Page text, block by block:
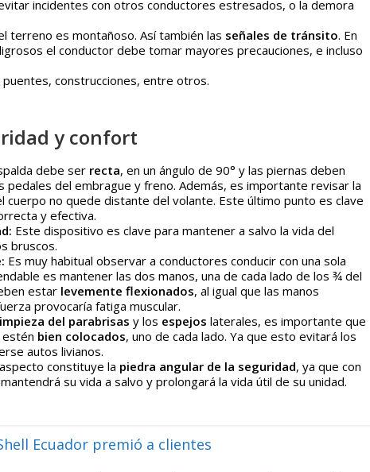
incidentes con otros conductores estresados, o la demora
terreno es montañoso. Así también las señales de tránsito. En
el conductor debe tomar mayores precauciones, e incluso
construcciones, entre otros.
y confort
debe ser recta, en un ángulo de 90° y las piernas deben
del embrague y freno. Además, es importante revisar la
cuerpo no quede distante del volante. Este último punto es clave
y efectiva.
Este dispositivo es clave para mantener a salvo la vida del
bruscos.
Es muy habitual observar a conductores conducir con una sola
es mantener las dos manos, una de cada lado de los ¾ del
estar levemente flexionados, al igual que las manos
provocaría fatiga muscular.
del parabrisas y los espejos laterales, es importante que
bien colocados, uno de cada lado. Ya que esto evitará los
autos livianos.
constituye la piedra angular de la seguridad, ya que con
su vida a salvo y prolongará la vida útil de su unidad.
Ecuador premió a clientes